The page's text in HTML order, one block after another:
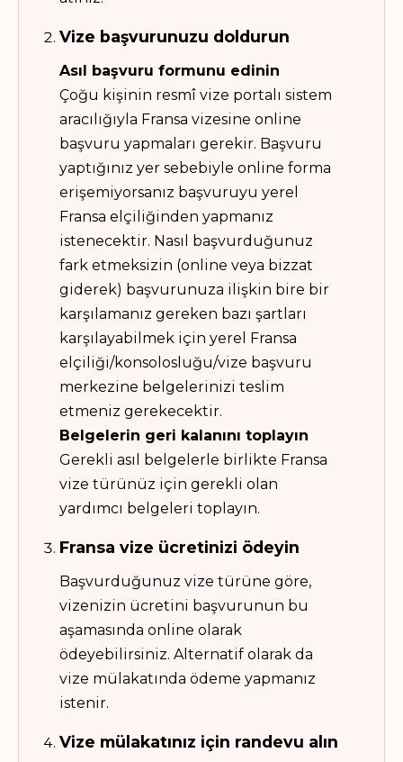
Vize başvurunuzu doldurun
Asıl başvuru formunu edinin
Çoğu kişinin resmî vize portalı sistem
aracılığıyla Fransa vizesine online
başvuru yapmaları gerekir. Başvuru
yaptığınız yer sebebiyle online forma
erişemiyorsanız başvuruyu yerel
Fransa elçiliğinden yapmanız
istenecektir. Nasıl başvurduğunuz
fark etmeksizin (online veya bizzat
giderek) başvurunuza ilişkin bire bir
karşılamanız gereken bazı şartları
karşılayabilmek için yerel Fransa
elçiliği/konsolosluğu/vize başvuru
merkezine belgelerinizi teslim
etmeniz gerekecektir.
Belgelerin geri kalanını toplayın
Gerekli asıl belgelerle birlikte Fransa
vize türünüz için gerekli olan
yardımcı belgeleri toplayın.
Fransa vize ücretinizi ödeyin
Başvurduğunuz vize türüne göre,
vizenizin ücretini başvurunun bu
aşamasında online olarak
ödeyebilirsiniz. Alternatif olarak da
vize mülakatında ödeme yapmanız
istenir.
Vize mülakatınız için randevu alın